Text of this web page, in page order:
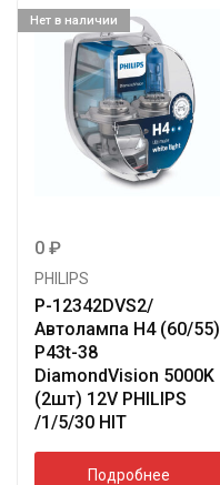
Нет в наличии
0 ₽
PHILIPS
P-12342DVS2/
Автолампа H4 (60/55)
P43t-38
DiamondVision 5000K
(2шт) 12V PHILIPS
/1/5/30 HIT
Подробнее